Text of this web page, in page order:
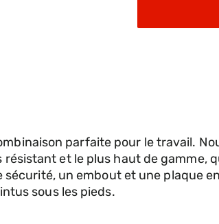
parfaite pour le travail.
et le plus haut de gamme,
un embout et une plaque en
sous les pieds.